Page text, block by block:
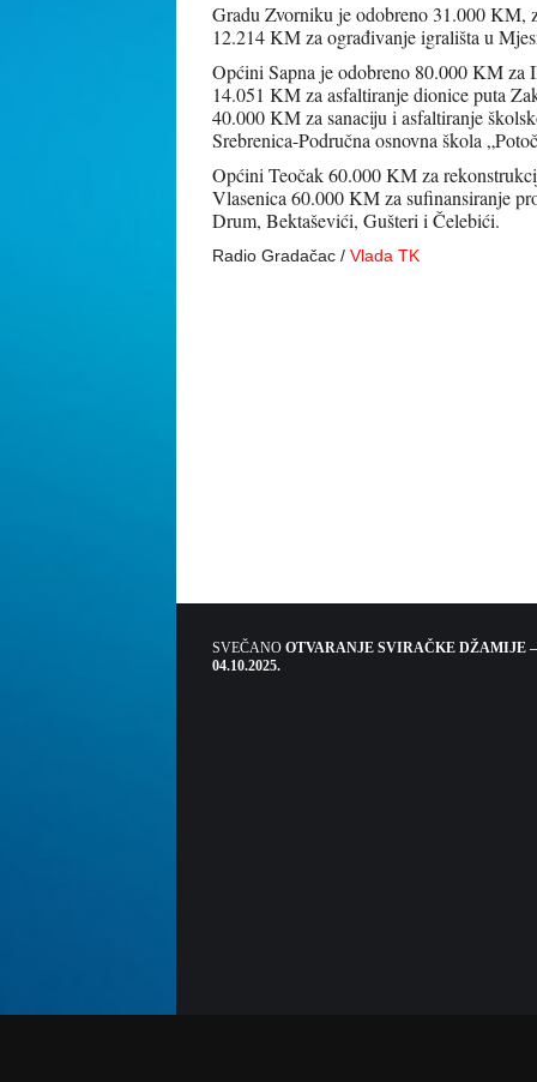
Gradu Zvorniku je odobreno 31.000 KM,
12.214 KM za ograđivanje igrališta u
Općini Sapna je odobreno 80.000 KM
14.051 KM za asfaltiranje dionice puta
40.000 KM za sanaciju i asfaltiranje
Srebrenica-Područna osnovna škola
Općini Teočak 60.000 KM za
Vlasenica 60.000 KM za sufinansiranje
Drum, Bektaševići, Gušteri i Čelebići.
Radio Gradačac / Vlada TK
SVEČANO OTVARANJE SVIRAČKE DŽAMIJE –
04.10.2025.